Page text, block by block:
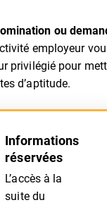
ou
employeur
privilégié pour
d’aptitude.
Informations
réservées
L’accès à la
suite du